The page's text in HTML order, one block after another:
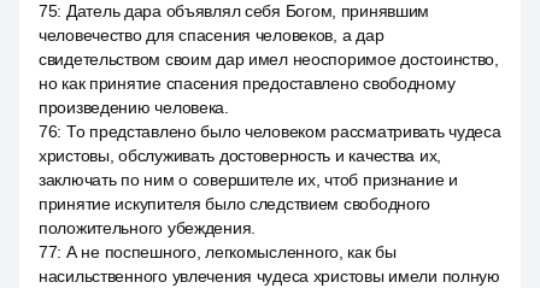
75: Датель дара объявлял себя Богом, принявшим
человечество для спасения человеков, а дар
свидетельством своим дар имел неоспоримое достоинство,
но как принятие спасения предоставлено свободному
произведению человека.
76: То представлено было человеком рассматривать чудеса
христовы, обслуживать достоверность и качества их,
заключать по ним о совершителе их, чтоб признание и
принятие искупителя было следствием свободного
положительного убеждения.
77: А не поспешного, легкомысленного, как бы
насильственного увлечения чудеса христовы имели полную